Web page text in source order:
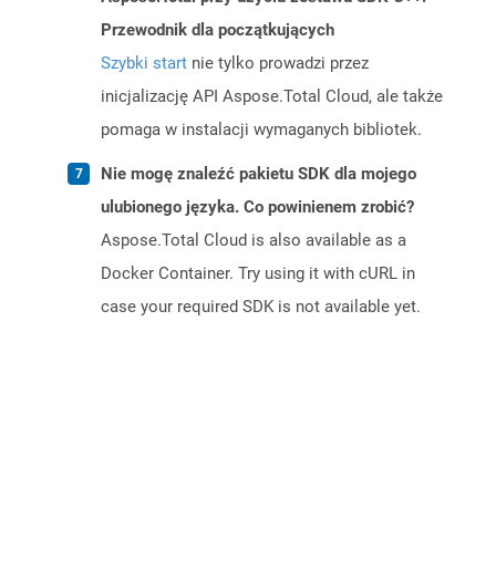
Przewodnik dla początkujących
Szybki start nie tylko prowadzi przez
inicjalizację API Aspose.Total Cloud, ale także
pomaga w instalacji wymaganych bibliotek.
Nie mogę znaleźć pakietu SDK dla mojego
ulubionego języka. Co powinienem zrobić?
Aspose.Total Cloud is also available as a
Docker Container. Try using it with cURL in
case your required SDK is not available yet.